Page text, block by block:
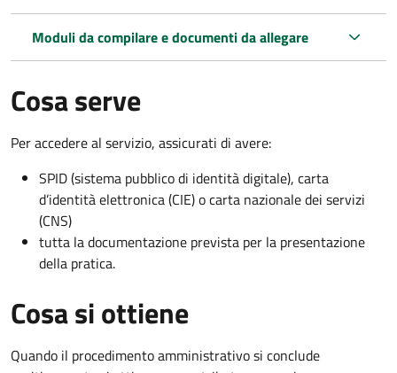
Moduli da compilare e documenti da allegare
Cosa serve
Per accedere al servizio, assicurati di avere:
SPID (sistema pubblico di identità digitale), carta
d’identità elettronica (CIE) o carta nazionale dei servizi
(CNS)
tutta la documentazione prevista per la presentazione
della pratica.
Cosa si ottiene
Quando il procedimento amministrativo si conclude